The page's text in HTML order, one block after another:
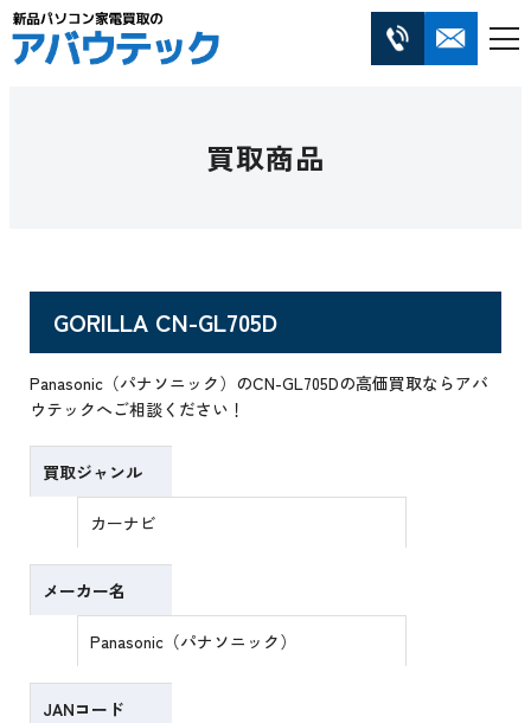
買取商品
GORILLA CN-GL705D
Panasonic（パナソニック）のCN-GL705Dの高価買取ならアバ
ウテックへご相談ください！
買取ジャンル
カーナビ
メーカー名
Panasonic（パナソニック）
JANコード